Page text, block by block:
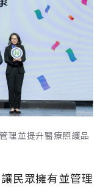
理並提升醫療照護品
民眾擁有並管理